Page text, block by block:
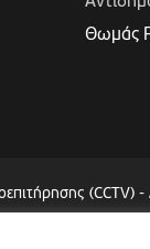
Θωμάς
(CCTV) -